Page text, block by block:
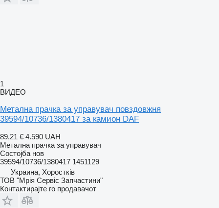
1
ВИДЕО
Метална прачка за управувач повздовжня
39594/10736/1380417 за камион DAF
89,21 € 4.590 UAH
Метална прачка за управувач
Состојба нов
39594/10736/1380417 1451129
Украина, Хоростків
ТОВ "Мрія Сервіс Запчастини"
Контактирајте го продавачот